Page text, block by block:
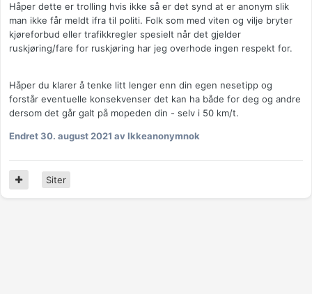
Håper dette er trolling hvis ikke så er det synd at er anonym slik
man ikke får meldt ifra til politi. Folk som med viten og vilje bryter
kjøreforbud eller trafikkregler spesielt når det gjelder
ruskjøring/fare for ruskjøring har jeg overhode ingen respekt for.
Håper du klarer å tenke litt lenger enn din egen nesetipp og
forstår eventuelle konsekvenser det kan ha både for deg og andre
dersom det går galt på mopeden din - selv i 50 km/t.
Endret30. august 2021 av Ikkeanonymnok
Siter